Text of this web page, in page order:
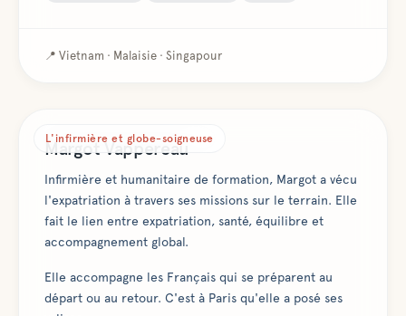
📍 Vietnam · Malaisie · Singapour
L'infirmière et globe-soigneuse
Margot Vappereau
Infirmière et humanitaire de formation, Margot a vécu
l'expatriation à travers ses missions sur le terrain. Elle
fait le lien entre expatriation, santé, équilibre et
accompagnement global.
Elle accompagne les Français qui se préparent au
départ ou au retour. C'est à Paris qu'elle a posé ses